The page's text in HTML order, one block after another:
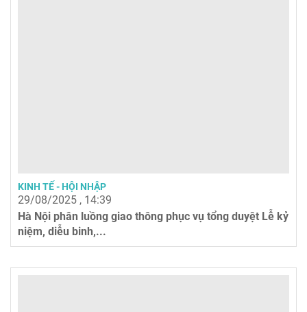
KINH TẾ - HỘI NHẬP
29/08/2025 , 14:39
Hà Nội phân luồng giao thông phục vụ tổng duyệt Lễ kỷ
niệm, diễu binh,...